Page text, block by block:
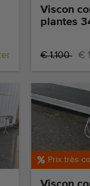
Viscon
plantes
€ 1.100 €
Prix très